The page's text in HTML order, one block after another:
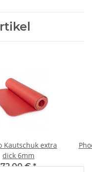
Kautschuk extra
dick 6mm
72,00 €*